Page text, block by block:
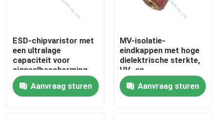
Huis
Producten
ESD-chipvaristor met
een ultralage
capaciteit voor
signaalbescherming
op hoge snelheid en
bescherming van
automobielcircuits
Aanvraag sturen
MV-isolatie-
eindkappen met hoge
dielektrische sterkte,
UV- en
vochtbestendige voor
schakel- en
kabelcompartimenten
Aanvraag sturen